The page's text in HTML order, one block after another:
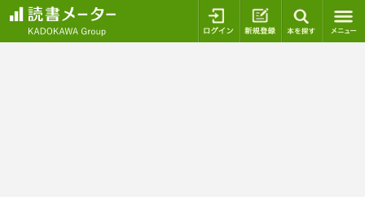
ログイン 新規登録